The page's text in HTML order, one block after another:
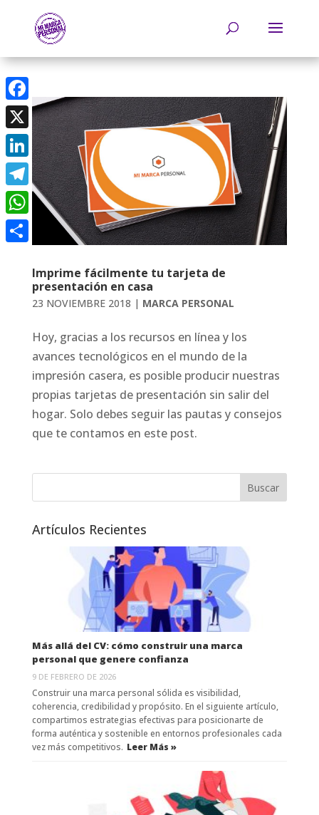
Imprime fácilmente tu tarjeta de
presentación en casa
23 NOVIEMBRE 2018 | MARCA PERSONAL
Hoy, gracias a los recursos en línea y los
avances tecnológicos en el mundo de la
impresión casera, es posible producir nuestras
propias tarjetas de presentación sin salir del
hogar. Solo debes seguir las pautas y consejos
que te contamos en este post.
Artículos Recientes
Más allá del CV: cómo construir una marca
personal que genere confianza
9 DE FEBRERO DE 2026
Construir una marca personal sólida es visibilidad,
coherencia, credibilidad y propósito. En el siguiente artículo,
compartimos estrategias efectivas para posicionarte de
forma auténtica y sostenible en entornos profesionales cada
vez más competitivos. Leer Más »
Facebook
X
LinkedIn
Telegram
WhatsApp